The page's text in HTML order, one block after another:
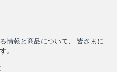
情報と商品について、 皆さまに
。